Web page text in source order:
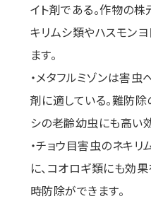
イト剤である。作物の
キリムシ類やハスモン
ます。
・メタフルミゾンは害虫
剤に適している。難防
シの老齢幼虫にも高い
・チョウ目害虫のネキ
に、コオロギ類にも効
時防除ができます。